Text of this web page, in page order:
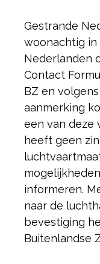
Gestrande
woonachtig
Nederlanden
Contact
BZ en
aanmerking
een van deze
heeft geen
informeren.
naar de
bevestiging
Buitenlandse